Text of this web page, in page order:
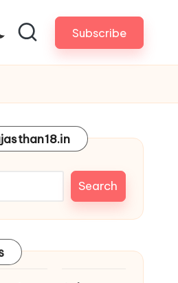
Subscribe
Search